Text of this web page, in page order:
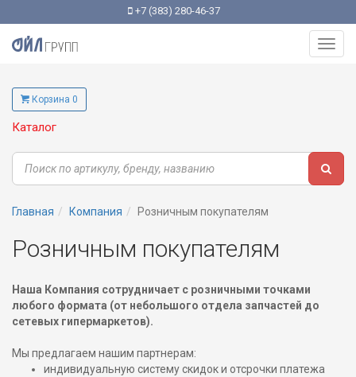
+7 (383) 280-46-37
Корзина 0
Каталог
Главная Компания Розничным покупателям
Розничным покупателям
Наша Компания сотрудничает с розничными точками
любого формата (от небольшого отдела запчастей до
сетевых гипермаркетов).
Мы предлагаем нашим партнерам:
индивидуальную систему скидок и отсрочки платежа